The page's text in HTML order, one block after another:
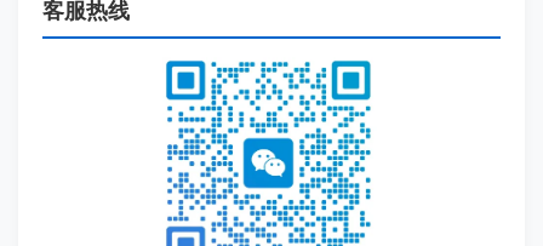
客服热线